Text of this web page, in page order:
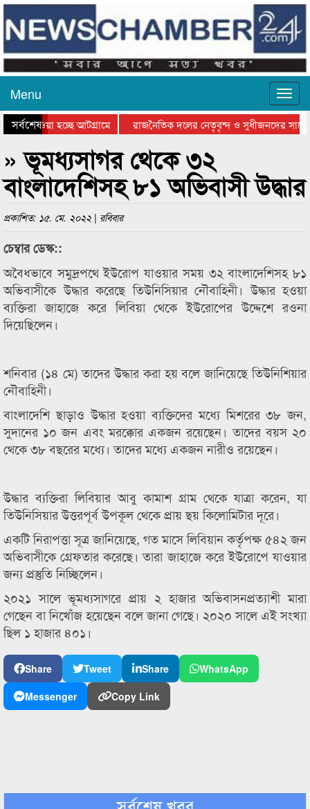
Menu
সর্বশেষ
যাওয়া হচ্ছে আটগ্রামে
রাজনৈতিক দলের নেতৃবৃন্দ ও সুধীজনদের সাথে
» ভূমধ্যসাগর থেকে ৩২
বাংলাদেশিসহ ৮১ অভিবাসী উদ্ধার
প্রকাশিত: ১৫. মে. ২০২২ | রবিবার
চেম্বার ডেস্ক::
অবৈধভাবে সমুদ্রপথে ইউরোপ যাওয়ার সময় ৩২ বাংলাদেশিসহ ৮১
অভিবাসীকে উদ্ধার করেছে তিউনিসিয়ার নৌবাহিনী। উদ্ধার হওয়া
ব্যক্তিরা জাহাজে করে লিবিয়া থেকে ইউরোপের উদ্দেশে রওনা
দিয়েছিলেন।
শনিবার (১৪ মে) তাদের উদ্ধার করা হয় বলে জানিয়েছে তিউনিশিয়ার
নৌবাহিনী।
বাংলাদেশি ছাড়াও উদ্ধার হওয়া ব্যক্তিদের মধ্যে মিশরের ৩৮ জন,
সুদানের ১০ জন এবং মরক্কোর একজন রয়েছেন। তাদের বয়স ২০
থেকে ৩৮ বছরের মধ্যে। তাদের মধ্যে একজন নারীও রয়েছেন।
উদ্ধার ব্যক্তিরা লিবিয়ার আবু কামাশ গ্রাম থেকে যাত্রা করেন, যা
তিউনিসিয়ার উত্তরপূর্ব উপকূল থেকে প্রায় ছয় কিলোমিটার দূরে।
একটি নিরাপত্তা সূত্র জানিয়েছে, গত মাসে লিবিয়ান কর্তৃপক্ষ ৫৪২ জন
অভিবাসীকে গ্রেফতার করেছে। তারা জাহাজে করে ইউরোপে যাওয়ার
জন্য প্রস্তুতি নিচ্ছিলেন।
২০২১ সালে ভূমধ্যসাগরে প্রায় ২ হাজার অভিবাসনপ্রত্যাশী মারা
গেছেন বা নিখোঁজ হয়েছেন বলে জানা গেছে। ২০২০ সালে এই সংখ্যা
ছিল ১ হাজার ৪০১।
Share Tweet Share
WhatsApp
Messenger
Copy Link